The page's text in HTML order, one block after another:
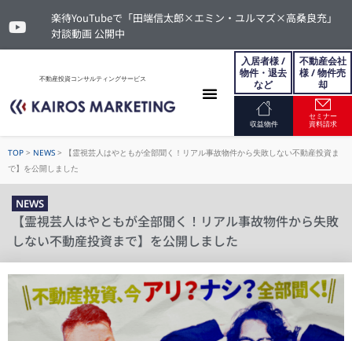
楽待YouTubeで「田端信太郎×エミン・ユルマズ×高桑良充」
対談動画 公開中
不動産投資コンサルティングサービス
入居者様 /
物件・退去
など
不動産会社
様 / 物件売
却
収益物件
セミナー
資料請求
TOP > NEWS >
【霊視芸人はやともが全部聞く！リアル事故物件から失敗しない不動産投資ま
で】を公開しました
NEWS
【霊視芸人はやともが全部聞く！リアル事故物件から失敗
しない不動産投資まで】を公開しました